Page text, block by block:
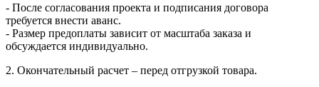
- После согласования проекта и подписания договора
требуется внести аванс.
- Размер предоплаты зависит от масштаба заказа и
обсуждается индивидуально.
2. Окончательный расчет – перед отгрузкой товара.